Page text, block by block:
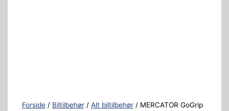
Forside/ Biltilbehør/ Alt biltilbehør/ MERCATOR GoGrip